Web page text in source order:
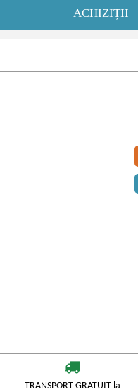
ACHIZIȚII
TRANSPORT GRATUIT la